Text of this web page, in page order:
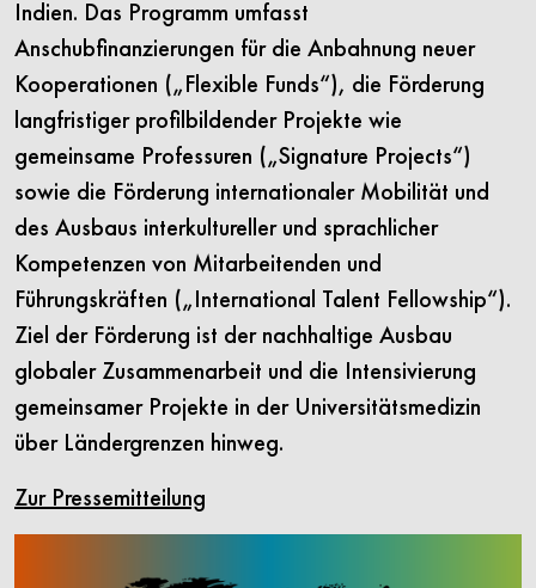
Indien. Das Programm umfasst
Anschubfinanzierungen für die Anbahnung neuer
Kooperationen („Flexible Funds“), die Förderung
langfristiger profilbildender Projekte wie
gemeinsame Professuren („Signature Projects“)
sowie die Förderung internationaler Mobilität und
des Ausbaus interkultureller und sprachlicher
Kompetenzen von Mitarbeitenden und
Führungskräften („International Talent Fellowship“).
Ziel der Förderung ist der nachhaltige Ausbau
globaler Zusammenarbeit und die Intensivierung
gemeinsamer Projekte in der Universitätsmedizin
über Ländergrenzen hinweg.
Zur Pressemitteilung